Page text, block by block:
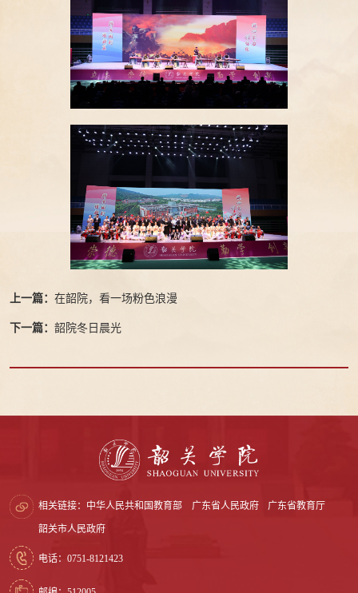
上一篇： 在韶院，看一场粉色浪漫
下一篇： 韶院冬日晨光
相关链接： 中华人民共和国教育部 广东省人民政府 广东省教育厅
韶关市人民政府
电话：0751-8121423